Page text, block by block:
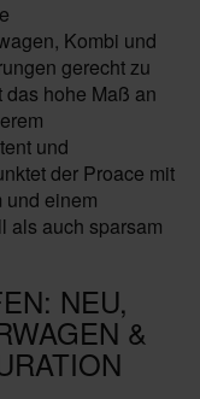
Kombi und
gerecht zu
hohe Maß an
und
der Proace mit
und einem
als auch sparsam
NEU,
&